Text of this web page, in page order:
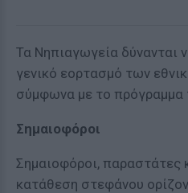
Τα Νηπιαγωγεία δύνανται
γενικό εορτασμό των
σύμφωνα με το πρόγραμμα
Σημαιοφόροι
Σημαιοφόροι, παραστάτες
κατάθεση στεφάνου